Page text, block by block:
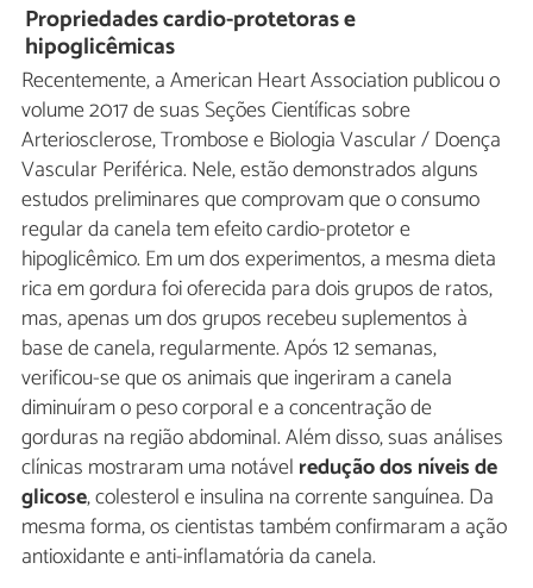
Propriedades cardio-protetoras e
hipoglicêmicas
Recentemente, a American Heart Association publicou o
volume 2017 de suas Seções Científicas sobre
Arteriosclerose, Trombose e Biologia Vascular / Doença
Vascular Periférica. Nele, estão demonstrados alguns
estudos preliminares que comprovam que o consumo
regular da canela tem efeito cardio-protetor e
hipoglicêmico. Em um dos experimentos, a mesma dieta
rica em gordura foi oferecida para dois grupos de ratos,
mas, apenas um dos grupos recebeu suplementos à
base de canela, regularmente. Após 12 semanas,
verificou-se que os animais que ingeriram a canela
diminuíram o peso corporal e a concentração de
gorduras na região abdominal. Além disso, suas análises
clínicas mostraram uma notável redução dos níveis de
glicose, colesterol e insulina na corrente sanguínea. Da
mesma forma, os cientistas também confirmaram a ação
antioxidante e anti-inflamatória da canela.